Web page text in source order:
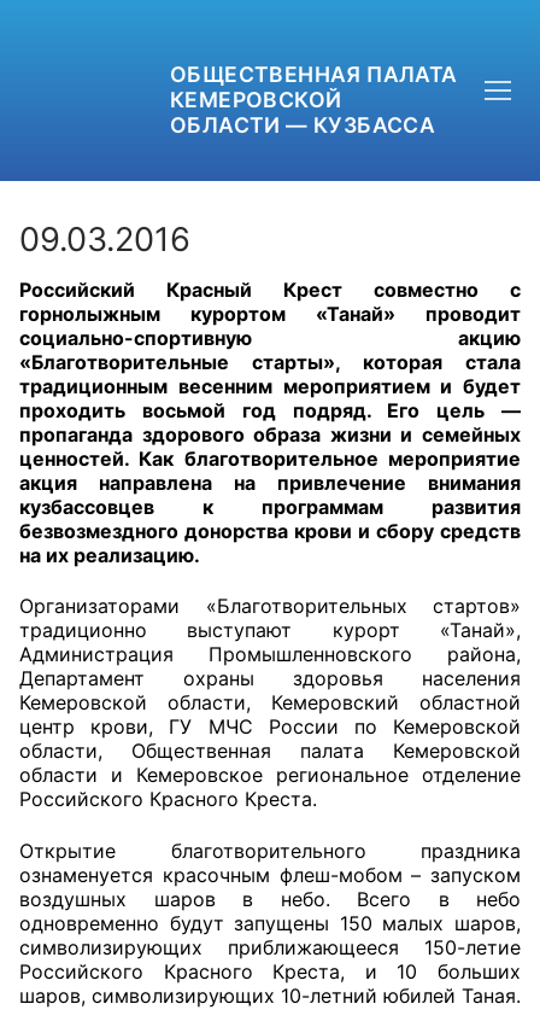
ОБЩЕСТВЕННАЯ ПАЛАТА
КЕМЕРОВСКОЙ
ОБЛАСТИ — КУЗБАССА
+7 (3842) 58-82-40
OPKO42@BK.RU
ОБРАТНАЯ СВЯЗЬ
Общественные советы
Общественные советы при территориальных
органах федеральных органов
исполнительной власти
Общественные советы по проведению
независимой оценки качества условий
оказания услуг
О Палате
Структура Палаты
09.03.2016
Российский Красный Крест совместно с
горнолыжным курортом «Танай» проводит
социально-спортивную акцию
«Благотворительные старты», которая стала
традиционным весенним мероприятием и будет
проходить восьмой год подряд. Его цель —
пропаганда здорового образа жизни и семейных
ценностей. Как благотворительное мероприятие
акция направлена на привлечение внимания
кузбассовцев к программам развития
безвозмездного донорства крови и сбору средств
на их реализацию.
Организаторами «Благотворительных стартов»
традиционно выступают курорт «Танай»,
Администрация Промышленновского района,
Департамент охраны здоровья населения
Кемеровской области, Кемеровский областной
центр крови, ГУ МЧС России по Кемеровской
области, Общественная палата Кемеровской
области и Кемеровское региональное отделение
Российского Красного Креста.
Открытие благотворительного праздника
ознаменуется красочным флеш-мобом – запуском
воздушных шаров в небо. Всего в небо
одновременно будут запущены 150 малых шаров,
символизирующих приближающееся 150-летие
Российского Красного Креста, и 10 больших
шаров, символизирующих 10-летний юбилей Таная.